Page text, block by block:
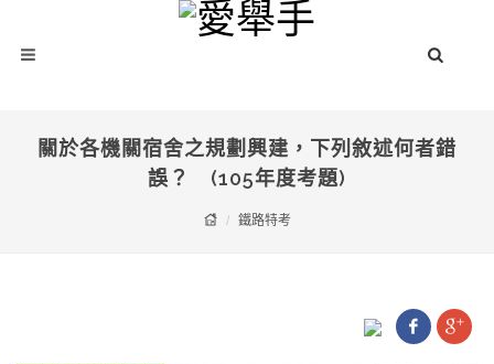
關於各機關宿舍之規劃興建，下列敘述何者錯
誤？ (105年度考題)
鐵路特考